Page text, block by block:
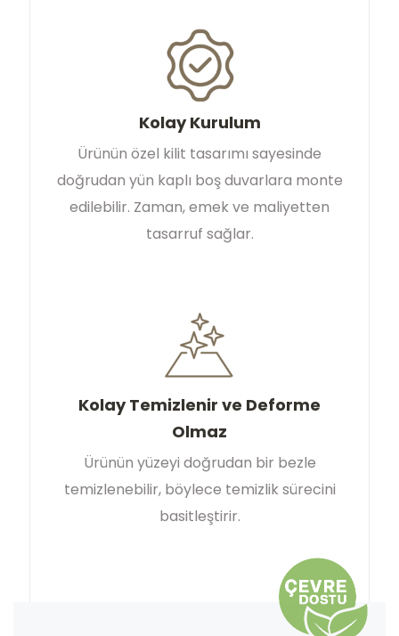
Kolay Kurulum
Ürünün özel kilit tasarımı sayesinde
doğrudan yün kaplı boş duvarlara monte
edilebilir. Zaman, emek ve maliyetten
tasarruf sağlar.
Kolay Temizlenir ve Deforme
Olmaz
Ürünün yüzeyi doğrudan bir bezle
temizlenebilir, böylece temizlik sürecini
basitleştirir.